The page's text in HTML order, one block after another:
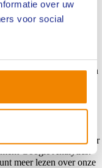
over uw
voor social
kenmerken
Denk hierbij aan
en dergelijke.
gebruikt en wij
Deze logfiles dienen
cookies die
Daarnaast
van de website te
te verbeteren. Voor
Google Analytics.
meer lezen over onze